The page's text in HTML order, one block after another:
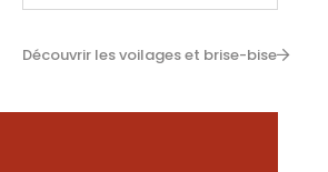
Découvrir les voilages et brise-bise